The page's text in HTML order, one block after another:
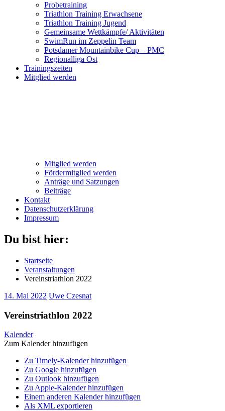
Probetraining
Triathlon Training Erwachsene
Triathlon Training Jugend
Gemeinsame Wettkämpfe/ Aktivitäten
SwimRun im Zeppelin Team
Potsdamer Mountainbike Cup – PMC
Regionalliga Ost
Trainingszeiten
Mitglied werden
Mitglied werden
Fördermitglied werden
Anträge und Satzungen
Beiträge
Kontakt
Datenschutzerklärung
Impressum
Du bist hier:
Startseite
Veranstaltungen
Vereinstriathlon 2022
14. Mai 2022 Uwe Czesnat
Vereinstriathlon 2022
Kalender
Zum Kalender hinzufügen
Zu Timely-Kalender hinzufügen
Zu Google hinzufügen
Zu Outlook hinzufügen
Zu Apple-Kalender hinzufügen
Einem anderen Kalender hinzufügen
Als XML exportieren